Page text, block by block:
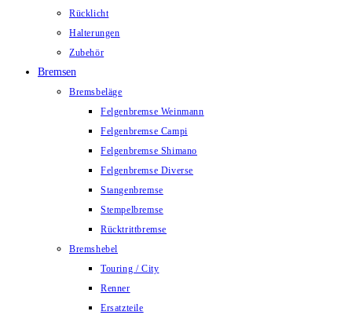
Rücklicht
Halterungen
Zubehör
Bremsen
Bremsbeläge
Felgenbremse Weinmann
Felgenbremse Campi
Felgenbremse Shimano
Felgenbremse Diverse
Stangenbremse
Stempelbremse
Rücktrittbremse
Bremshebel
Touring / City
Renner
Ersatzteile